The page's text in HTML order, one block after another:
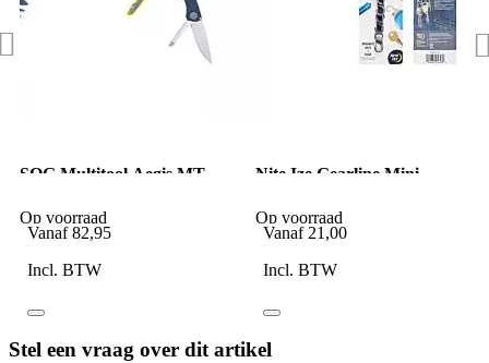
SOG Multitool Aegis MT
Op voorraad
Vanaf 82,95
Incl. BTW
Nite Ize Gearline Mini
Op voorraad
Vanaf 21,00
Incl. BTW
Stel een vraag over dit artikel